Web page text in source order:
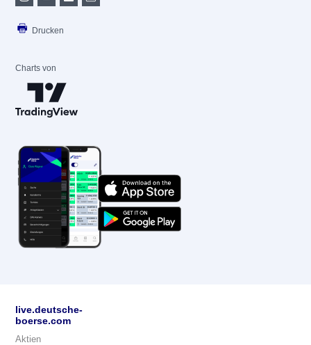
Drucken
Charts von
live.deutsche-
boerse.com
Aktien